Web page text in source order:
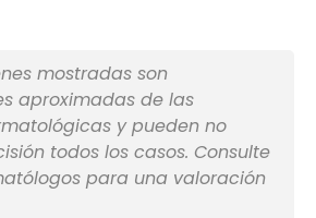
mostradas son
aproximadas de las
y pueden no
todos los casos. Consulte
para una valoración